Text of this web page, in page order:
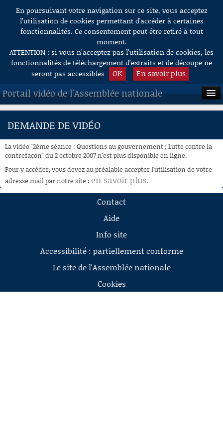
Aller au contenu
En poursuivant votre navigation sur ce site, vous acceptez
l’utilisation de cookies permettant d'accéder à certaines
fonctionnalités. Ce consentement peut être retiré à tout
moment.
ATTENTION : si vous n’acceptez pas l’utilisation de cookies, les
fonctionnalités de téléchargement d’extraits et de découpe ne
seront pas accessibles
OK En savoir plus
Portail vidéo de l'Assemblée nationale
ACCUEIL
À LA DEMANDE
RECHERCHE
AIDE À LA DÉCOUPE
DEMANDE DE VIDÉO
La vidéo "2ème séance : Questions au gouvernement ; Lutte contre la
contrefaçon" du 2 octobre 2007 n'est plus disponible en ligne.
Pour y accéder, vous devez au préalable accepter l'utilisation de votre
adresse mail par notre site : en savoir plus.
Contact
Aide
Info site
Accessibilité : partiellement conforme
Le site de l'Assemblée nationale
Cookies